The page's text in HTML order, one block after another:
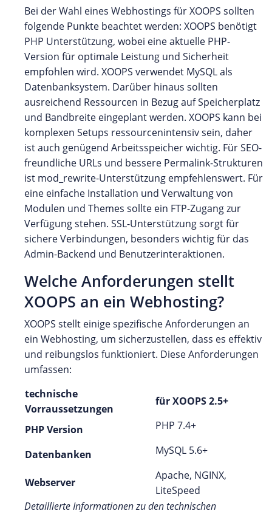
Bei der Wahl eines Webhostings für XOOPS sollten
folgende Punkte beachtet werden: XOOPS benötigt
PHP Unterstützung, wobei eine aktuelle PHP-
Version für optimale Leistung und Sicherheit
empfohlen wird. XOOPS verwendet MySQL als
Datenbanksystem. Darüber hinaus sollten
ausreichend Ressourcen in Bezug auf Speicherplatz
und Bandbreite eingeplant werden. XOOPS kann bei
komplexen Setups ressourcenintensiv sein, daher
ist auch genügend Arbeitsspeicher wichtig. Für SEO-
freundliche URLs und bessere Permalink-Strukturen
ist mod_rewrite-Unterstützung empfehlenswert. Für
eine einfache Installation und Verwaltung von
Modulen und Themes sollte ein FTP-Zugang zur
Verfügung stehen. SSL-Unterstützung sorgt für
sichere Verbindungen, besonders wichtig für das
Admin-Backend und Benutzerinteraktionen.
Welche Anforderungen stellt
XOOPS an ein Webhosting?
XOOPS stellt einige spezifische Anforderungen an
ein Webhosting, um sicherzustellen, dass es effektiv
und reibungslos funktioniert. Diese Anforderungen
umfassen:
technische
Vorraussetzungen
für XOOPS 2.5+
PHP Version PHP 7.4+
Datenbanken MySQL 5.6+
Webserver
Apache, NGINX,
LiteSpeed
Detaillierte Informationen zu den technischen